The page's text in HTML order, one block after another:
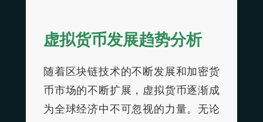
虚拟货币发展趋势分析
随着区块链技术的不断发展和加密货
币市场的不断扩展，虚拟货币逐渐成
为全球经济中不可忽视的力量。无论